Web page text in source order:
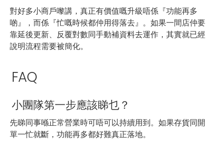
對好多小商戶嚟講，真正有價值嘅升級唔係『功能再多
啲』，而係『忙嘅時候都仲用得落去』。如果一間店仲要
靠延後更新、反覆對數同手動補資料去運作，其實就已經
說明流程需要被簡化。
FAQ
小團隊第一步應該睇乜？
先睇同事喺正常營業時可唔可以持續用到。如果存貨同開
單一忙就斷，功能再多都好難真正落地。